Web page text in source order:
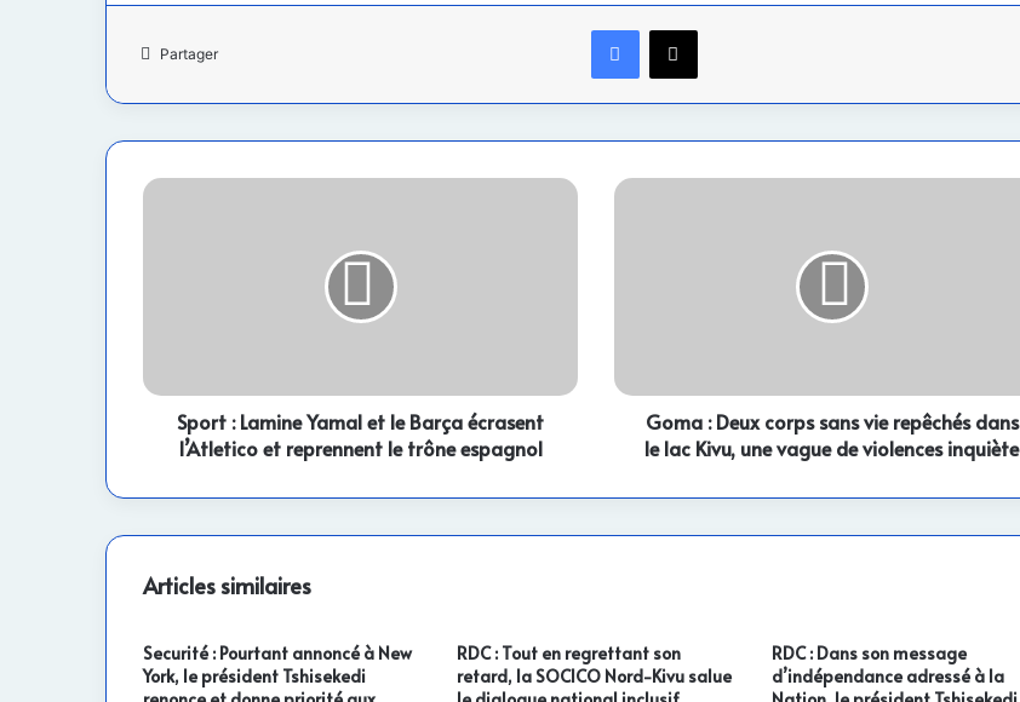
Partager
Facebook
X
Sport
l’Atletico
reprennent
trône
Sport : Lamine Yamal et le Barça écrasent
l’Atletico et reprennent le trône espagnol
Goma
le
Kivu,
vague
Goma : Deux corps sans vie repêchés dans
le lac Kivu, une vague de violences inquiète
Articles similaires
Securité : Pourtant annoncé à New
York, le président Tshisekedi
RDC : Tout en regrettant son
retard, la SOCICO Nord-Kivu salue
RDC : Dans son message
d’indépendance adressé à la